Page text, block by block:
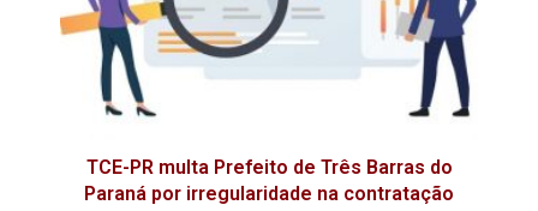
TCE-PR multa Prefeito de Três Barras do
Paraná por irregularidade na contratação